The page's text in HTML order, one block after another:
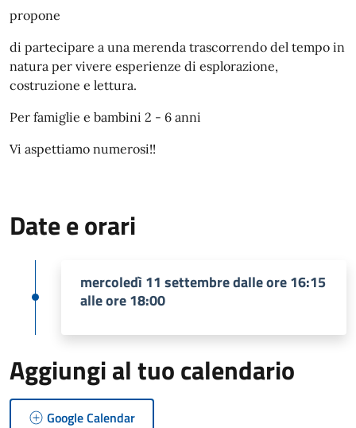
propone
di partecipare a una merenda trascorrendo del tempo in
natura per vivere esperienze di esplorazione,
costruzione e lettura.
Per famiglie e bambini 2 - 6 anni
Vi aspettiamo numerosi!!
Date e orari
mercoledì 11 settembre dalle ore 16:15
alle ore 18:00
Aggiungi al tuo calendario
Google Calendar